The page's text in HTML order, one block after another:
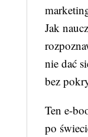
Jak
nie dać
bez
Ten e-
po